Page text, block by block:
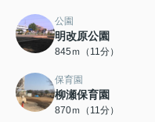
公園
明改原公園
845ｍ（11分）
保育園
柳瀬保育園
870ｍ（11分）